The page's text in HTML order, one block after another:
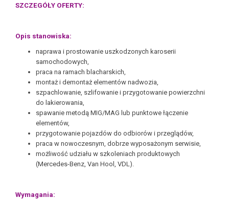
SZCZEGÓŁY OFERTY:
Opis stanowiska:
naprawa i prostowanie uszkodzonych karoserii
samochodowych,
praca na ramach blacharskich,
montaż i demontaż elementów nadwozia,
szpachlowanie, szlifowanie i przygotowanie powierzchni
do lakierowania,
spawanie metodą MIG/MAG lub punktowe łączenie
elementów,
przygotowanie pojazdów do odbiorów i przeglądów,
praca w nowoczesnym, dobrze wyposażonym serwisie,
możliwość udziału w szkoleniach produktowych
(Mercedes-Benz, Van Hool, VDL).
Wymagania: